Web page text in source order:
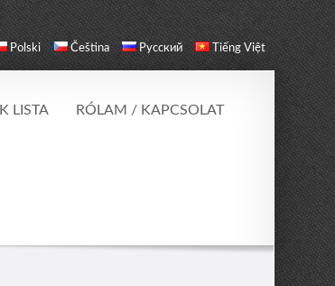
Polski Čeština Русский Tiếng Việt
LISTA RÓLAM / KAPCSOLAT